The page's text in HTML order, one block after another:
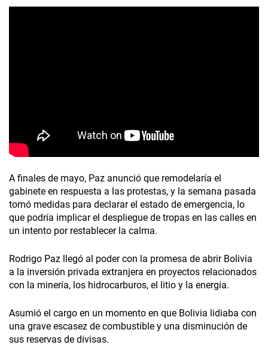
A finales de mayo, Paz anunció que remodelaría el
gabinete en respuesta a las protestas, y la semana pasada
tomó medidas para declarar el estado de emergencia, lo
que podría implicar el despliegue de tropas en las calles en
un intento por restablecer la calma.
Rodrigo Paz llegó al poder con la promesa de abrir Bolivia
a la inversión privada extranjera en proyectos relacionados
con la minería, los hidrocarburos, el litio y la energía.
Asumió el cargo en un momento en que Bolivia lidiaba con
una grave escasez de combustible y una disminución de
sus reservas de divisas.